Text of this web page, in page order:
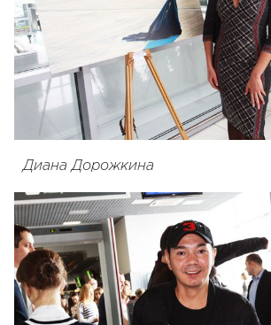
Диана Дорожкина